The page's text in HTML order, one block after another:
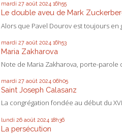
mardi 27 août 2024 16h55
Le double aveu de Mark
Alors que Pavel Dourov est toujours en
mardi 27 août 2024 16h53
Maria Zakharova
Note de Maria Zakharova, porte-parole
mardi 27 août 2024 06h05
Saint Joseph Calasanz
La congrégation fondée au début du
lundi 26 août 2024 18h36
La persécution